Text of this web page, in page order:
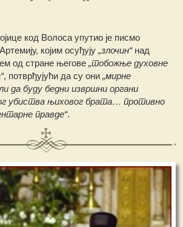
код Волоса упутио је писмо
којим осуђују„злочин“над
од стране његове„тобожње духовне
, потврђујући да су они„мирне
да буду бедни извршни органи
убиства њиховог брата… противно
правде“.